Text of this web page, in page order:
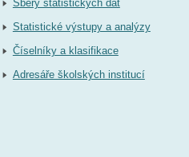
Sběry statistických dat
Statistické výstupy a analýzy
Číselníky a klasifikace
Adresáře školských institucí